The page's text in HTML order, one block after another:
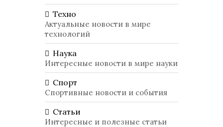
Техно
Актуальные новости в мире
технологий
Наука
Интересные новости в мире науки
Спорт
Спортивные новости и события
Статьи
Интересные и полезные статьи